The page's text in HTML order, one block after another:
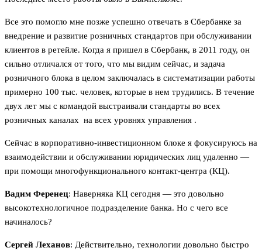
Все это помогло мне позже успешно отвечать в Сбербанке за
внедрение и развитие розничных стандартов при обслуживании
клиентов в ретейле. Когда я пришел в Сбербанк, в 2011 году, он
сильно отличался от того, что мы видим сейчас, и задача
розничного блока в целом заключалась в систематизации работы
примерно 100 тыс. человек, которые в нем трудились. В течение
двух лет мы с командой выстраивали стандарты во всех
розничных каналах на всех уровнях управления .
Сейчас в корпоративно-инвестиционном блоке я фокусируюсь на
взаимодействии и обслуживании юридических лиц удаленно —
при помощи многофункционального контакт-центра (КЦ).
Вадим Ференец: Наверняка КЦ сегодня — это довольно
высокотехнологичное подразделение банка. Но с чего все
начиналось?
Сергей Леханов: Действительно, технологии довольно быстро